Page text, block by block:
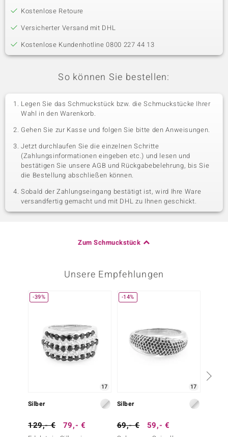
Kostenlose Retoure
Versicherter Versand mit DHL
Kostenlose Kundenhotline 0800 227 44 13
So können Sie bestellen:
Legen Sie das Schmuckstück bzw. die Schmuckstücke Ihrer
Wahl in den Warenkorb.
Gehen Sie zur Kasse und folgen Sie bitte den Anweisungen.
Jetzt durchlaufen Sie die einzelnen Schritte
(Zahlungsinformationen eingeben etc.) und lesen und
bestätigen Sie unsere AGB und Rückgabebelehrung, bis Sie
die Bestellung abschließen können.
Sobald der Zahlungseingang bestätigt ist, wird Ihre Ware
versandfertig gemacht und mit DHL zu Ihnen geschickt.
Zum Schmuckstück
Unsere Empfehlungen
-39%
17
Silber
129,- € 79,- €
-14%
17
Silber
69,- € 59,- €